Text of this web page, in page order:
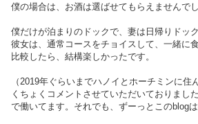
僕の場合は、お酒は選ばせてもらえませんで
僕だけが泊まりのドックで、妻は日帰りドッ
彼女は、通常コースをチョイスして、一緒に食
比較したら、結構楽しかったです。
（2019年ぐらいまでハノイとホーチミンに住
くちょくコメントさせていただいておりまし
で働いてます。それでも、ずーっとこのblog